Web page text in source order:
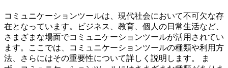
コミュニケーションツールは、現代社会において不可欠な存
在となっています。ビジネス、教育、個人の日常生活など、
さまざまな場面でコミュニケーションツールが活用されてい
ます。ここでは、コミュニケーションツールの種類や利用方
法、さらにはその重要性について詳しく説明します。 ま